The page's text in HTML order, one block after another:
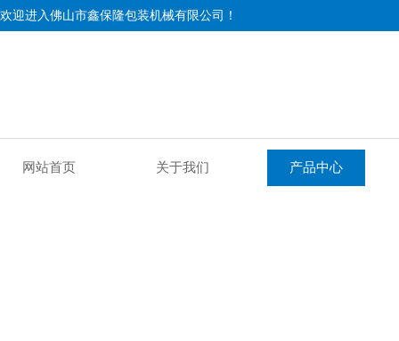
欢迎进入佛山市鑫保隆包装机械有限公司！
网站首页 关于我们 产品中心